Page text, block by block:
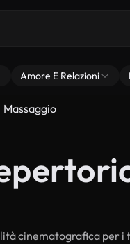
Amore E Relazioni
Massaggio
cinematografica per